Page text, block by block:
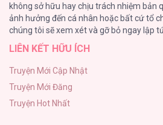
Bỏ Quách Chồng Con Đi,
123
Tình yêu và danh vọng
Tùy Tâm Tùy Ý
105
không sở hữu hay chịu trách nhiệm bản
ảnh hưởng đến cá nhân hoặc bất cứ tổ
chúng tôi sẽ xem xét và gỡ bỏ ngay lập
LIÊN KẾT HỮU ÍCH
Truyện Mới Cập Nhật
Truyện Mới Đăng
Truyện Hot Nhất